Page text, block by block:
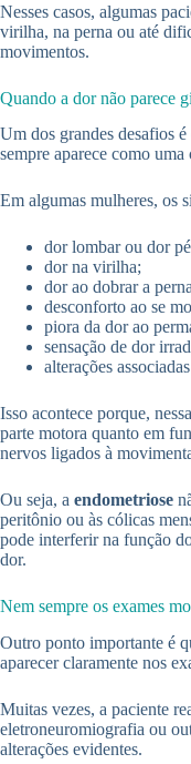
Nesses casos, algumas
virilha, na perna ou até
movimentos.
Quando a dor não parece
Um dos grandes desafios
sempre aparece como
Em algumas mulheres, os
dor lombar ou dor
dor na virilha;
dor ao dobrar a
desconforto ao se
piora da dor ao
sensação de dor
alterações
Isso acontece porque,
parte motora quanto em
nervos ligados à
Ou seja, a endometriose
peritônio ou às cólicas
pode interferir na função
dor.
Nem sempre os exames
Outro ponto importante é
aparecer claramente nos
Muitas vezes, a paciente
eletroneuromiografia ou
alterações evidentes.